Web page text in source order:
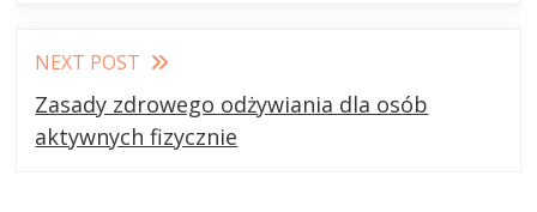
NEXT POST
Zasady zdrowego odżywiania dla osób
aktywnych fizycznie